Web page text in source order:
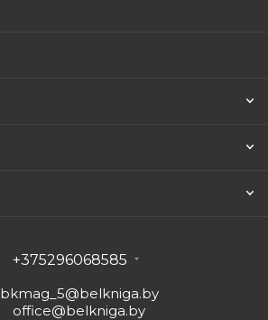
+375296068585
bkmag_5@belkniga.by
office@belkniga.by